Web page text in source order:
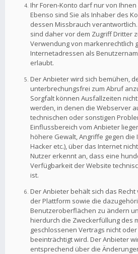
Ihr Foren-Konto darf nur von
Ebenso sind Sie als Inhaber des
dessen Missbrauch
sind daher vor dem Zugriff Dritter
Verwendung von markenrechtlich
Internetadressen als
erlaubt.
Der Anbieter wird sich bemühen,
unterbrechungsfrei zum Abruf
Sorgfalt können Ausfallzeiten
werden, in denen die Webserver
technischen oder sonstigen
Einflussbereich vom Anbieter
höhere Gewalt, Angriffe gegen
Hacker etc.), über das Internet
Nutzer erkennt an, dass eine
Verfügbarkeit der Website
ist.
Der Anbieter behält sich das
der Plattform sowie die
Benutzeroberflächen zu ändern
hierdurch die Zweckerfüllung des
geschlossenen Vertrags nicht
beeinträchtigt wird. Der Anbieter
entsprechend über die